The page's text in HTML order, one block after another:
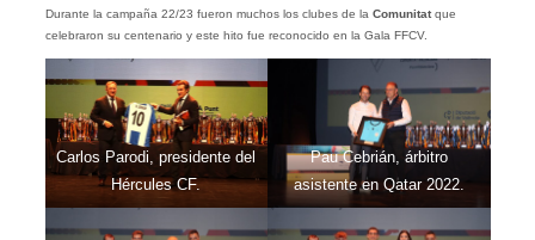
Durante la campaña 22/23 fueron muchos los clubes de la Comunitatque
celebraron su centenario y este hito fue reconocido en la Gala FFCV.
Carlos Parodi, presidente del
Hércules CF.
Pau Cebrián, árbitro
asistente en Qatar 2022.